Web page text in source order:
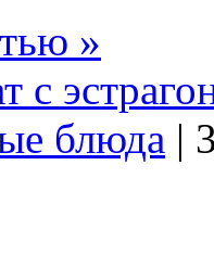
»
с
блюда |